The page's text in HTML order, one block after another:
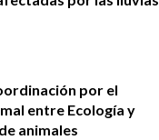
por el
entre Ecología y
animales